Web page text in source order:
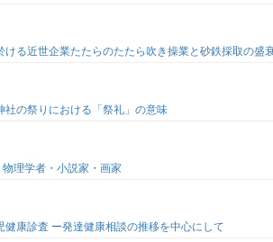
ける近世企業たたらのたたら吹き操業と砂鉄採取の
の祭りにおける「祭礼」の意味
理学者・小説家・画家
健康診査 ー発達健康相談の推移を中心にして